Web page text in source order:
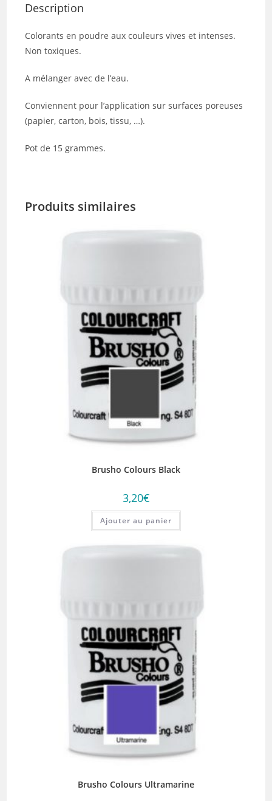
Description
Colorants en poudre aux couleurs vives et intenses.
Non toxiques.
A mélanger avec de l’eau.
Conviennent pour l’application sur surfaces poreuses
(papier, carton, bois, tissu, …).
Pot de 15 grammes.
Produits similaires
Brusho Colours Black
3,20€
Ajouter au panier
Brusho Colours Ultramarine